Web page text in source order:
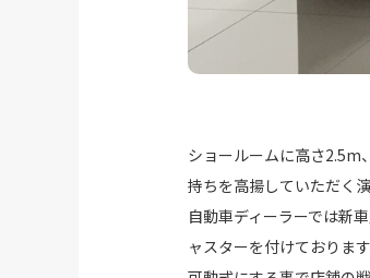
ショールームに高さ2.5m
持ちを高揚していただく
自動車ディーラーでは新
ャスターを付けております